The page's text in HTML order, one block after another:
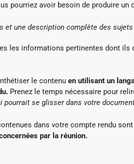
pourriez avoir besoin de produire
et une description complète des
les informations pertinentes dont ils
le contenu en utilisant un
Prenez le temps nécessaire pour
se glisser dans votre
dans votre compte rendu
par la réunion.